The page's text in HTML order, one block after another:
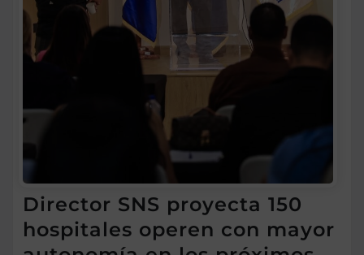
Director SNS proyecta 150
hospitales operen con mayor